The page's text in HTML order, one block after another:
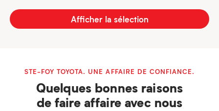
Afficher la sélection
STE-FOY TOYOTA. UNE AFFAIRE DE CONFIANCE.
Quelques bonnes raisons
de faire affaire avec nous